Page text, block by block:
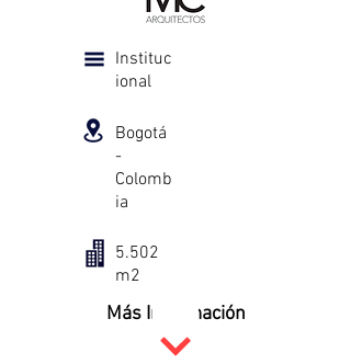
Instituc
ional
Bogotá
-
Colomb
ia
5.502
m2
Más Información